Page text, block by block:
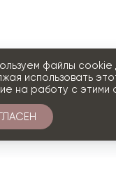
файлы cookie
использовать
на работу с этими